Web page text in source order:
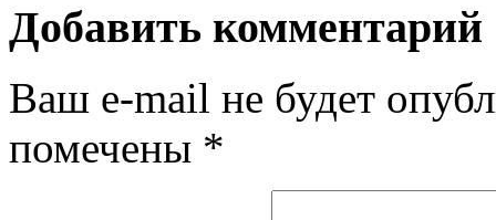
Добавить комментарий
Ваш e-mail не будет
помечены *